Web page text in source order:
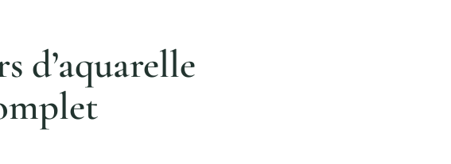
d’aquarelle